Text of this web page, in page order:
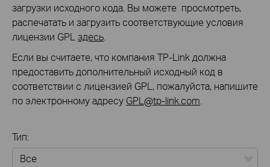
загрузки исходного кода. Вы можете просмотреть,
распечатать и загрузить соответствующие условия
лицензии GPL здесь
Если вы считаете, что компания TP-Link должна
предоставить дополнительный исходный код в
соответствии с лицензией GPL, пожалуйста, напишите
по электронному адресу GPL@tp-link.com
Тип: